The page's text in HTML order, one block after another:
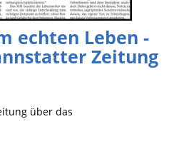
echten Leben -
Zeitung
über das